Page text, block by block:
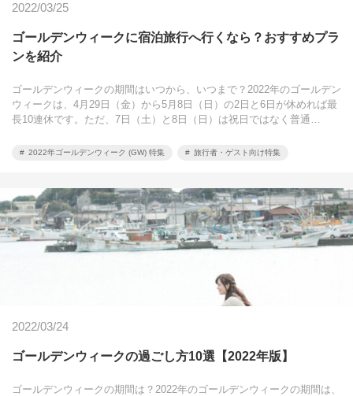
2022/03/25
ゴールデンウィークに宿泊旅行へ行くなら？おすすめプラ
ンを紹介
ゴールデンウィークの期間はいつから、いつまで？2022年のゴールデン
ウィークは、4月29日（金）から5月8日（日）の2日と6日が休めれば最
長10連休です。ただ、7日（土）と8日（日）は祝日ではなく普通…
2022年ゴールデンウィーク (GW) 特集 旅行者・ゲスト向け特集
2022/03/24
ゴールデンウィークの過ごし方10選【2022年版】
ゴールデンウィークの期間は？2022年のゴールデンウィークの期間は、